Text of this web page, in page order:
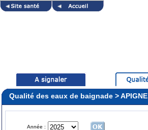
Qualité des eaux de baignade > APIGNE
Année :